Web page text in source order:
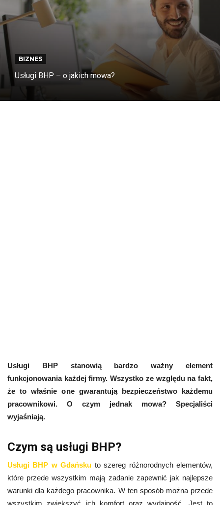
BIZNES
Usługi BHP – o jakich mowa?
Usługi BHP stanowią bardzo ważny element
funkcjonowania każdej firmy. Wszystko ze względu na fakt,
że to właśnie one gwarantują bezpieczeństwo każdemu
pracownikowi. O czym jednak mowa? Specjaliści
wyjaśniają.
Czym są usługi BHP?
Usługi BHP w Gdańsku to szereg różnorodnych elementów,
które przede wszystkim mają zadanie zapewnić jak najlepsze
warunki dla każdego pracownika. W ten sposób można przede
wszystkim zwiększyć ich komfort oraz wydajność. Jest to